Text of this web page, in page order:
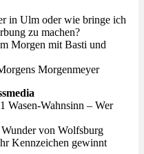
in Ulm oder wie bringe ich
zu machen?
Morgen mit Basti und
Morgenmeyer
Wasen-Wahnsinn – Wer
von Wolfsburg
Kennzeichen gewinnt